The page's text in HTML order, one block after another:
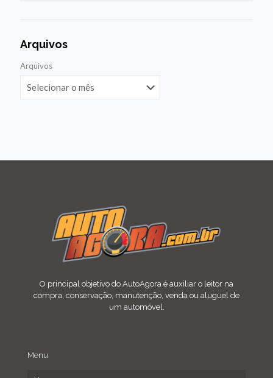
Arquivos
Arquivos
O principal objetivo do AutoAgora é auxiliar o leitor na
compra, conservação, manutenção, venda ou aluguel de
um automóvel.
Menu